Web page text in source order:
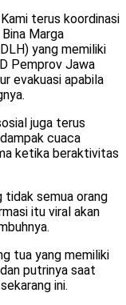
terus koordinasi
Marga
yang memiliki
Pemprov Jawa
evakuasi apabila
juga terus
cuaca
ketika beraktivitas
tidak semua orang
itu viral akan
tua yang memiliki
putrinya saat
ini.